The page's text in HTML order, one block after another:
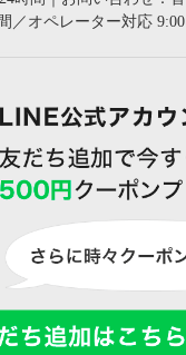
／オペレーター対応